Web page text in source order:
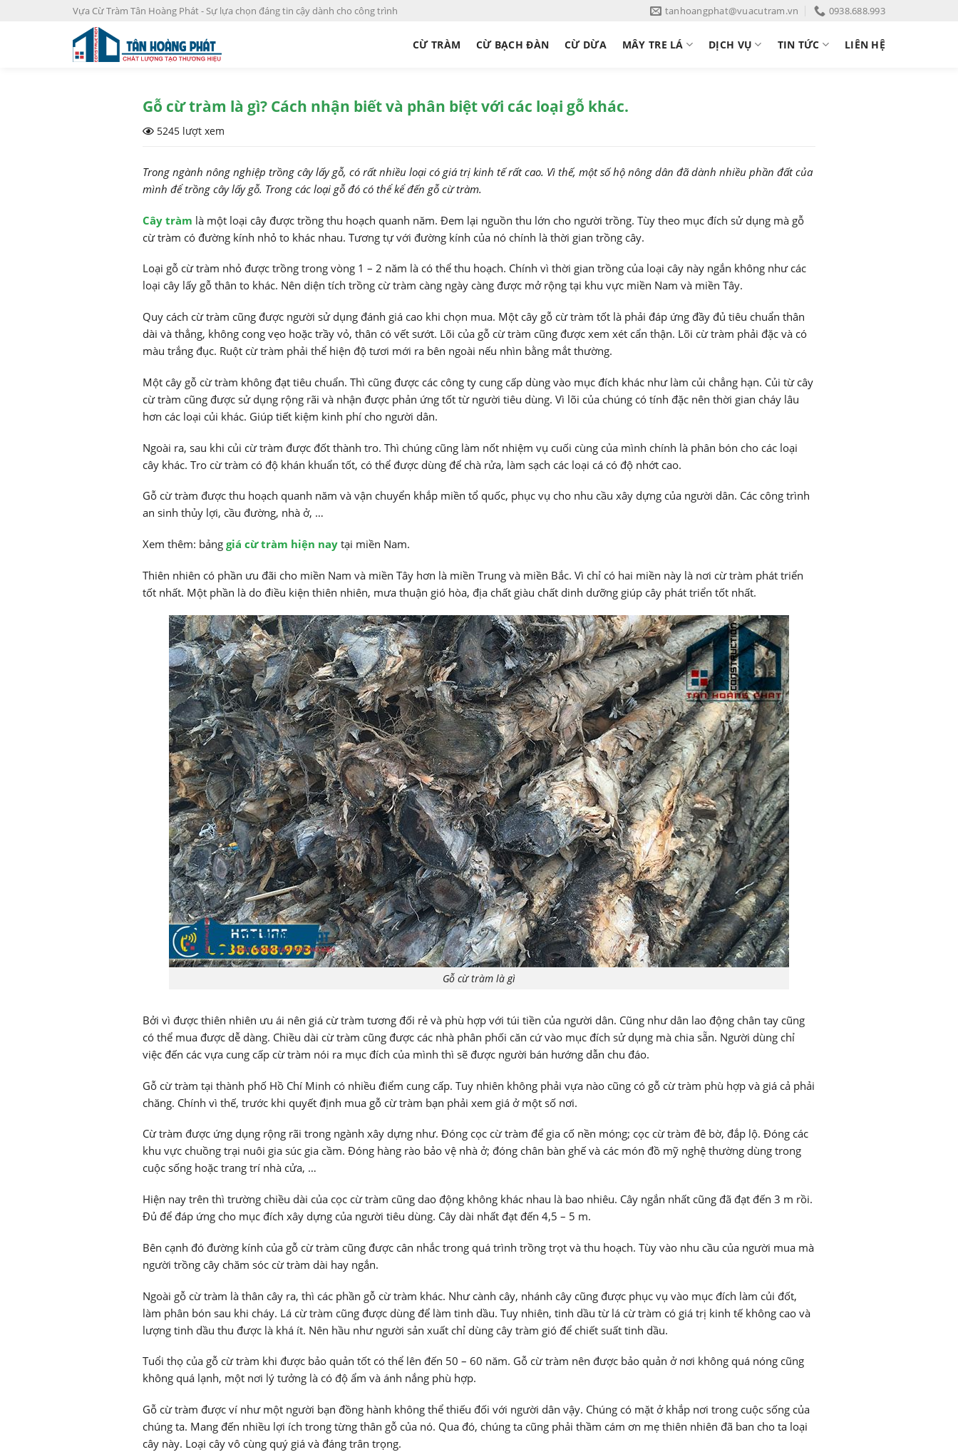
Vựa Cừ Tràm Tân Hoàng Phát - Sự lựa chọn đáng tin cậy dành cho công trình tanhoangphat@vuacutram.vn 0938.688.993
CỪ TRÀM CỪ BẠCH ĐÀN CỪ DỪA MÂY TRE LÁ DỊCH VỤ TIN TỨC LIÊN HỆ
Gỗ cừ tràm là gì? Cách nhận biết và phân biệt với các loại gỗ khác.
5245 lượt xem
Trong ngành nông nghiệp trồng cây lấy gỗ, có rất nhiều loại có giá trị kinh tế rất cao. Vì thế, một số hộ nông dân đã dành nhiều phần đất của
mình để trồng cây lấy gỗ. Trong các loại gỗ đó có thể kể đến gỗ cừ tràm.
Cây tràm là một loại cây được trồng thu hoạch quanh năm. Đem lại nguồn thu lớn cho người trồng. Tùy theo mục đích sử dụng mà gỗ
cừ tràm có đường kính nhỏ to khác nhau. Tương tự với đường kính của nó chính là thời gian trồng cây.
Loại gỗ cừ tràm nhỏ được trồng trong vòng 1 – 2 năm là có thể thu hoạch. Chính vì thời gian trồng của loại cây này ngắn không như các
loại cây lấy gỗ thân to khác. Nên diện tích trồng cừ tràm càng ngày càng được mở rộng tại khu vực miền Nam và miền Tây.
Quy cách cừ tràm cũng được người sử dụng đánh giá cao khi chọn mua. Một cây gỗ cừ tràm tốt là phải đáp ứng đầy đủ tiêu chuẩn thân
dài và thẳng, không cong vẹo hoặc trầy vỏ, thân có vết sướt. Lõi của gỗ cừ tràm cũng được xem xét cẩn thận. Lõi cừ tràm phải đặc và có
màu trắng đục. Ruột cừ tràm phải thể hiện độ tươi mới ra bên ngoài nếu nhìn bằng mắt thường.
Một cây gỗ cừ tràm không đạt tiêu chuẩn. Thì cũng được các công ty cung cấp dùng vào mục đích khác như làm củi chẳng hạn. Củi từ cây
cừ tràm cũng được sử dụng rộng rãi và nhận được phản ứng tốt từ người tiêu dùng. Vì lõi của chúng có tính đặc nên thời gian cháy lâu
hơn các loại củi khác. Giúp tiết kiệm kinh phí cho người dân.
Ngoài ra, sau khi củi cừ tràm được đốt thành tro. Thì chúng cũng làm nốt nhiệm vụ cuối cùng của mình chính là phân bón cho các loại
cây khác. Tro cừ tràm có độ khán khuẩn tốt, có thể được dùng để chà rửa, làm sạch các loại cá có độ nhớt cao.
Gỗ cừ tràm được thu hoạch quanh năm và vận chuyển khắp miền tổ quốc, phục vụ cho nhu cầu xây dựng của người dân. Các công trình
an sinh thủy lợi, cầu đường, nhà ở, …
Xem thêm: bảng giá cừ tràm hiện naytại miền Nam.
Thiên nhiên có phần ưu đãi cho miền Nam và miền Tây hơn là miền Trung và miền Bắc. Vì chỉ có hai miền này là nơi cừ tràm phát triển
tốt nhất. Một phần là do điều kiện thiên nhiên, mưa thuận gió hòa, địa chất giàu chất dinh dưỡng giúp cây phát triển tốt nhất.
Gỗ cừ tràm là gì
Bởi vì được thiên nhiên ưu ái nên giá cừ tràm tương đối rẻ và phù hợp với túi tiền của người dân. Cũng như dân lao động chân tay cũng
có thể mua được dễ dàng. Chiều dài cừ tràm cũng được các nhà phân phối căn cứ vào mục đích sử dụng mà chia sẵn. Người dùng chỉ
việc đến các vựa cung cấp cừ tràm nói ra mục đích của mình thì sẽ được người bán hướng dẫn chu đáo.
Gỗ cừ tràm tại thành phố Hồ Chí Minh có nhiều điểm cung cấp. Tuy nhiên không phải vựa nào cũng có gỗ cừ tràm phù hợp và giá cả phải
chăng. Chính vì thế, trước khi quyết định mua gỗ cừ tràm bạn phải xem giá ở một số nơi.
Cừ tràm được ứng dụng rộng rãi trong ngành xây dựng như. Đóng cọc cừ tràm để gia cố nền móng; cọc cừ tràm đê bờ, đắp lộ. Đóng các
khu vực chuồng trại nuôi gia súc gia cầm. Đóng hàng rào bảo vệ nhà ở; đóng chân bàn ghế và các món đồ mỹ nghệ thường dùng trong
cuộc sống hoặc trang trí nhà cửa, …
Hiện nay trên thì trường chiều dài của cọc cừ tràm cũng dao động không khác nhau là bao nhiêu. Cây ngắn nhất cũng đã đạt đến 3 m rồi.
Đủ để đáp ứng cho mục đích xây dựng của người tiêu dùng. Cây dài nhất đạt đến 4,5 – 5 m.
Bên cạnh đó đường kính của gỗ cừ tràm cũng được cân nhắc trong quá trình trồng trọt và thu hoạch. Tùy vào nhu cầu của người mua mà
người trồng cây chăm sóc cừ tràm dài hay ngắn.
Ngoài gỗ cừ tràm là thân cây ra, thì các phần gỗ cừ tràm khác. Như cành cây, nhánh cây cũng được phục vụ vào mục đích làm củi đốt,
làm phân bón sau khi cháy. Lá cừ tràm cũng được dùng để làm tinh dầu. Tuy nhiên, tinh dầu từ lá cừ tràm có giá trị kinh tế không cao và
lượng tinh dầu thu được là khá ít. Nên hầu như người sản xuất chỉ dùng cây tràm gió để chiết suất tinh dầu.
Tuổi thọ của gỗ cừ tràm khi được bảo quản tốt có thể lên đến 50 – 60 năm. Gỗ cừ tràm nên được bảo quản ở nơi không quá nóng cũng
không quá lạnh, một nơi lý tưởng là có độ ẩm và ánh nắng phù hợp.
Gỗ cừ tràm được ví như một người bạn đồng hành không thể thiếu đối với người dân vậy. Chúng có mặt ở khắp nơi trong cuộc sống của
chúng ta. Mang đến nhiều lợi ích trong từng thân gỗ của nó. Qua đó, chúng ta cũng phải thầm cám ơn mẹ thiên nhiên đã ban cho ta loại
cây này. Loại cây vô cùng quý giá và đáng trân trọng.